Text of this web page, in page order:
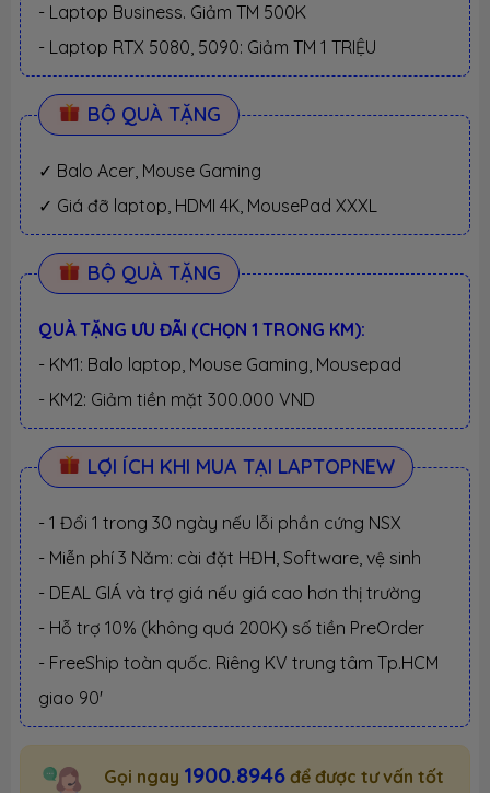
- Laptop Business. Giảm TM 500K
- Laptop RTX 5080, 5090: Giảm TM 1 TRIỆU
BỘ QUÀ TẶNG
✓ Balo Acer, Mouse Gaming
✓ Giá đỡ laptop, HDMI 4K, MousePad XXXL
BỘ QUÀ TẶNG
QUÀ TẶNG ƯU ĐÃI (CHỌN 1 TRONG KM):
- KM1: Balo laptop, Mouse Gaming, Mousepad
- KM2: Giảm tiền mặt 300.000 VND
LỢI ÍCH KHI MUA TẠI LAPTOPNEW
- 1 Đổi 1 trong 30 ngày nếu lỗi phần cứng NSX
- Miễn phí 3 Năm: cài đặt HĐH, Software, vệ sinh
- DEAL GIÁ và trợ giá nếu giá cao hơn thị trường
- Hỗ trợ 10% (không quá 200K) số tiền PreOrder
- FreeShip toàn quốc. Riêng KV trung tâm Tp.HCM
giao 90'
Gọi ngay 1900.8946 để được tư vấn tốt